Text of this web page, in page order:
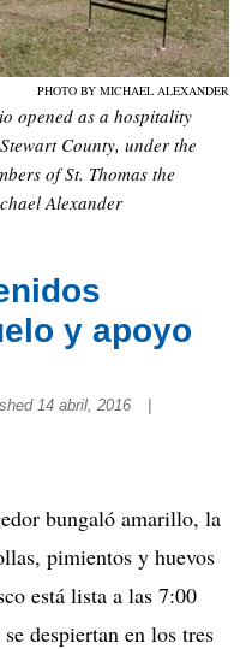
PHOTO BY MICHAEL ALEXANDER
opened as a hospitality
County, under the
of St. Thomas the
Alexander
y apoyo
14 abril, 2016
bungaló amarillo, la
pimientos y huevos
está lista a las 7:00
despiertan en los tres